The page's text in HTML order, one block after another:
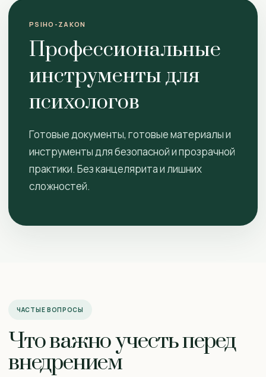
PSIHO-ZAKON
Профессиональные
инструменты для
психологов
Готовые документы, готовые материалы и
инструменты для безопасной и прозрачной
практики. Без канцелярита и лишних
сложностей.
ЧАСТЫЕ ВОПРОСЫ
Что важно учесть перед
внедрением